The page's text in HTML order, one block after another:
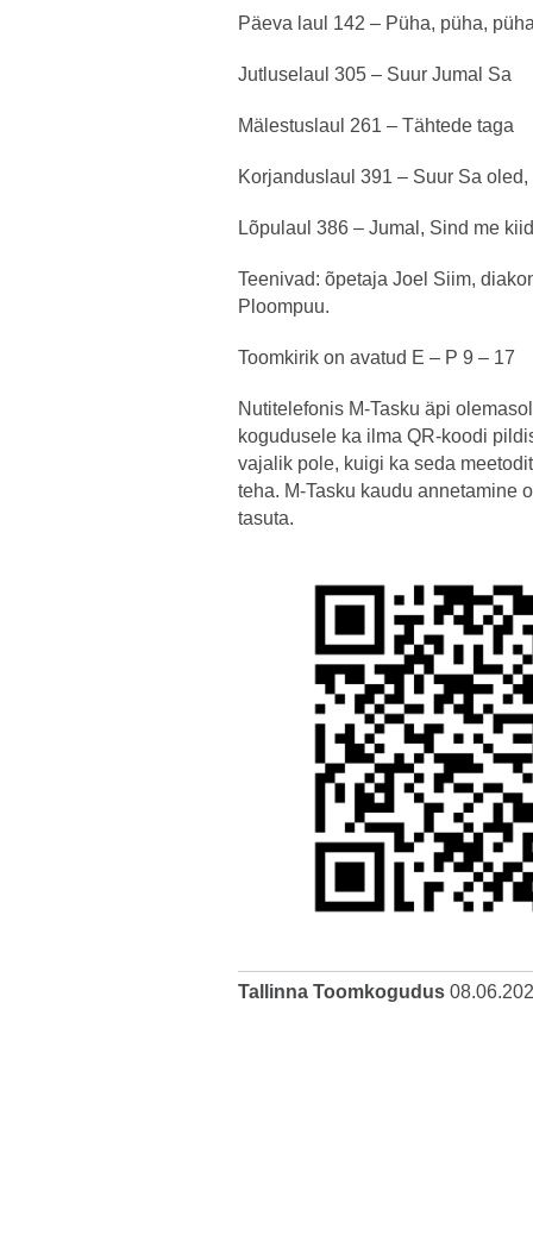
Päeva laul 142 – Püha, püha,
Jutluselaul 305 – Suur Jumal Sa
Mälestuslaul 261 – Tähtede taga
Korjanduslaul 391 – Suur Sa
Lõpulaul 386 – Jumal, Sind me
Teenivad: õpetaja Joel Siim,
Ploompuu.
Toomkirik on avatud E – P 9 – 17
Nutitelefonis M-Tasku äpi
kogudusele ka ilma QR-koodi
vajalik pole, kuigi ka seda
teha. M-Tasku kaudu annetamine
tasuta.
Tallinna Toomkogudus